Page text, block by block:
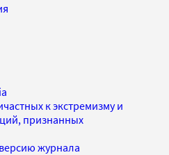
к экстремизму и
признанных
журнала